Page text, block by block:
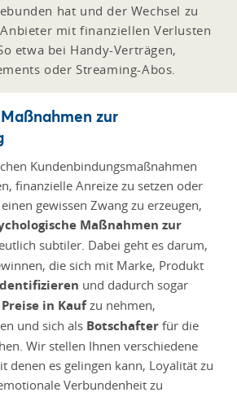
hat und der Wechsel zu
mit finanziellen Verlusten
etwa bei Handy-Verträgen,
oder Streaming-Abos.
zur
Kundenbindungsmaßnahmen
finanzielle Anreize zu setzen oder
gewissen Zwang zu erzeugen,
Maßnahmen zur
subtiler. Dabei geht es darum,
die sich mit Marke, Produkt
und dadurch sogar
in Kaufzu nehmen,
und sich als Botschafter für die
Wir stellen Ihnen verschiedene
denen es gelingen kann, Loyalität zu
Verbundenheit zu